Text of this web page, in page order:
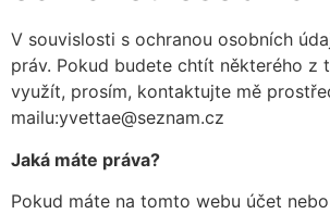
V souvislosti s ochranou osobních
práv. Pokud budete chtít některého z
využít, prosím, kontaktujte mě
mailu:yvettae@seznam.cz
Jaká máte práva?
Pokud máte na tomto webu účet